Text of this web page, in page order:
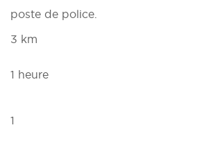
poste de police.
3 km
1 heure
1